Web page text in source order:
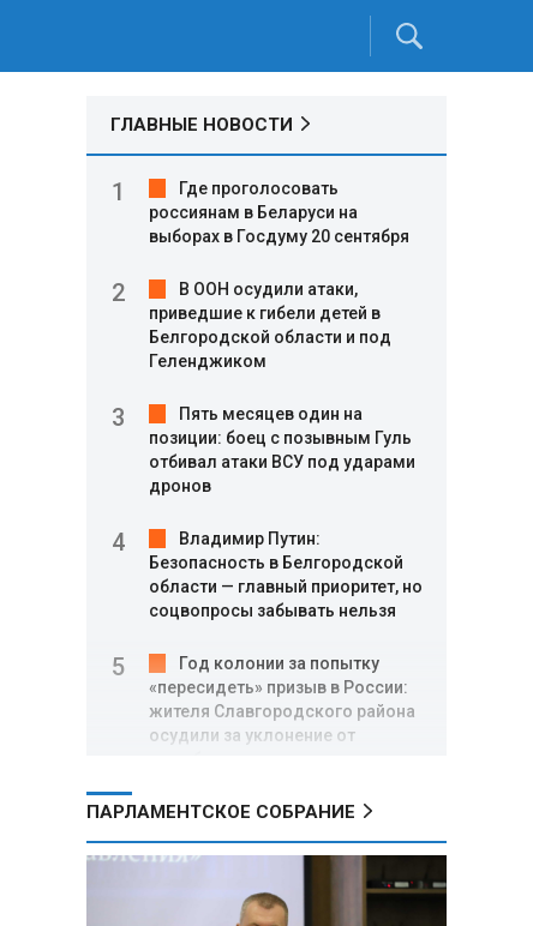
ГЛАВНЫЕ НОВОСТИ
Где проголосовать
россиянам в Беларуси на
выборах в Госдуму 20 сентября
В ООН осудили атаки,
приведшие к гибели детей в
Белгородской области и под
Геленджиком
Пять месяцев один на
позиции: боец с позывным Гуль
отбивал атаки ВСУ под ударами
дронов
Владимир Путин:
Безопасность в Белгородской
области — главный приоритет, но
соцвопросы забывать нельзя
Год колонии за попытку
«пересидеть» призыв в России:
жителя Славгородского района
осудили за уклонение от
В Свердловской области
производителя дронов «Упырь»
Российские пловцы
ПАРЛАМЕНТСКОЕ СОБРАНИЕ